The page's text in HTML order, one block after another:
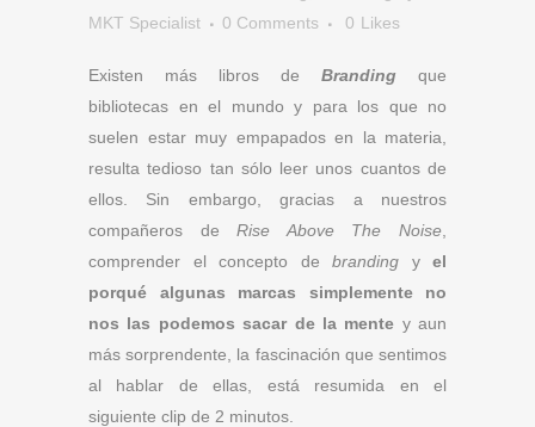
MKT Specialist
0 Comments 0 Likes
Existen más libros de Branding que
bibliotecas en el mundo y para los que no
suelen estar muy empapados en la materia,
resulta tedioso tan sólo leer unos cuantos de
ellos. Sin embargo, gracias a nuestros
compañeros deRise Above The Noise
comprender el concepto de branding y el
porqué algunas marcas simplemente no
nos las podemos sacar de la mente y aun
más sorprendente, la fascinación que sentimos
al hablar de ellas, está resumida en el
siguiente clip de 2 minutos.